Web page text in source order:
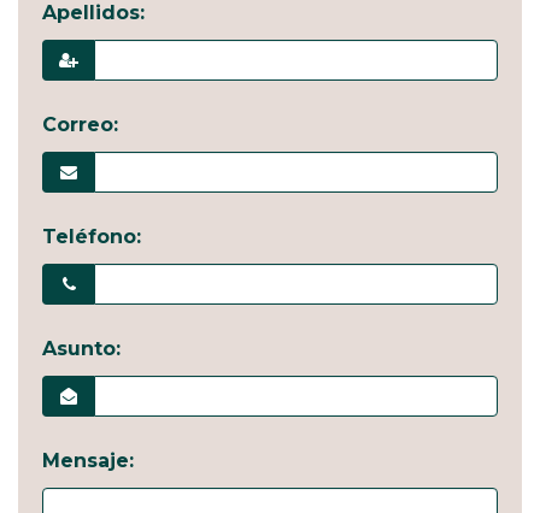
Apellidos:
Correo:
Teléfono:
Asunto:
Mensaje: